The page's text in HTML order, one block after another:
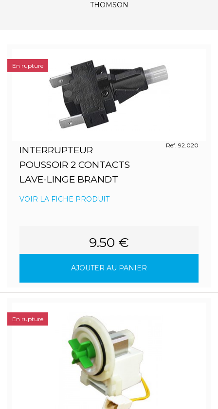
THOMSON
INTERRUPTEUR
POUSSOIR 2 CONTACTS
LAVE-LINGE BRANDT
Ref. 92.020
VOIR LA FICHE PRODUIT
9.50 €
AJOUTER AU PANIER
En rupture
En rupture